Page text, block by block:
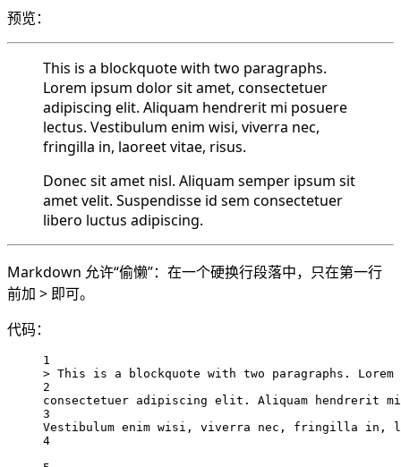
预览：
This is a blockquote with two paragraphs.
Lorem ipsum dolor sit amet, consectetuer
adipiscing elit. Aliquam hendrerit mi posuere
lectus. Vestibulum enim wisi, viverra nec,
fringilla in, laoreet vitae, risus.
Donec sit amet nisl. Aliquam semper ipsum sit
amet velit. Suspendisse id sem consectetuer
libero luctus adipiscing.
Markdown 允许“偷懒”：在一个硬换行段落中，只在第一行
前加 > 即可。
代码：
1
> This is a blockquote with two paragraphs.
2
consectetuer adipiscing elit. Aliquam hendrerit
3
Vestibulum enim wisi, viverra nec, fringilla in,
4